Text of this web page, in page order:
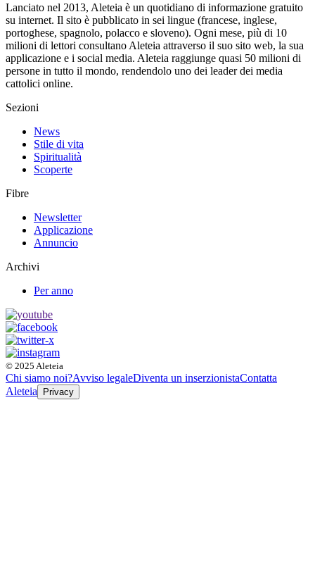
Lanciato nel 2013, Aleteia è un quotidiano di informazione gratuito
su internet. Il sito è pubblicato in sei lingue (francese, inglese,
portoghese, spagnolo, polacco e sloveno). Ogni mese, più di 10
milioni di lettori consultano Aleteia attraverso il suo sito web, la sua
applicazione e i social media. Aleteia raggiunge quasi 50 milioni di
persone in tutto il mondo, rendendolo uno dei leader dei media
cattolici online.
Sezioni
News
Stile di vita
Spiritualità
Scoperte
Fibre
Newsletter
Applicazione
Annuncio
Archivi
Per anno
© 2025 Aleteia
Chi siamo noi?Avviso legaleDiventa un inserzionistaContatta
Aleteia
Privacy